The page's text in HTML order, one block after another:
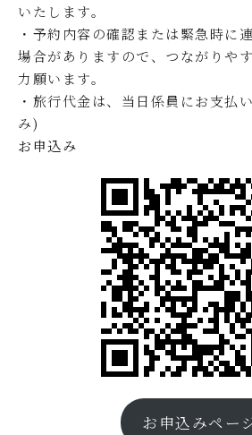
いたします。
・予約内容の確認または緊急時に
場合がありますので、つながりや
力願います。
・旅行代金は、当日係員にお支払
み)
お申込み
お申込みペー